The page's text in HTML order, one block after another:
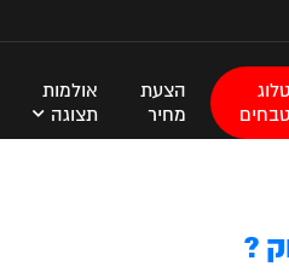
הצעת
מחיר
אולמות
תצוגה
?